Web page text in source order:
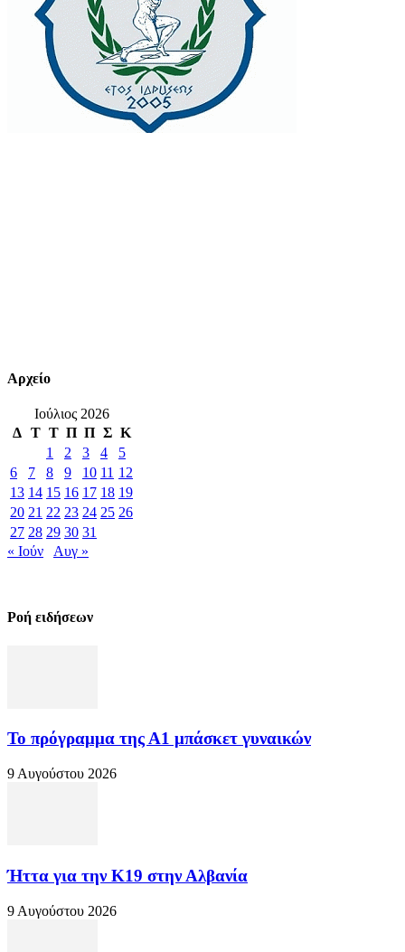
Αρχείο
Ιούλιος 2026
Δ Τ Τ Π Π Σ Κ
1
2 3 4
5
6
7 8 9 10 11 12
13 14 15 16 17 18 19
20 21 22 23 24 25 26
27 28 29 30 31
« Ιούν
Αυγ »
Ροή ειδήσεων
Το πρόγραμμα της Α1 μπάσκετ γυναικών
9 Αυγούστου 2026
Ήττα για την Κ19 στην Αλβανία
9 Αυγούστου 2026